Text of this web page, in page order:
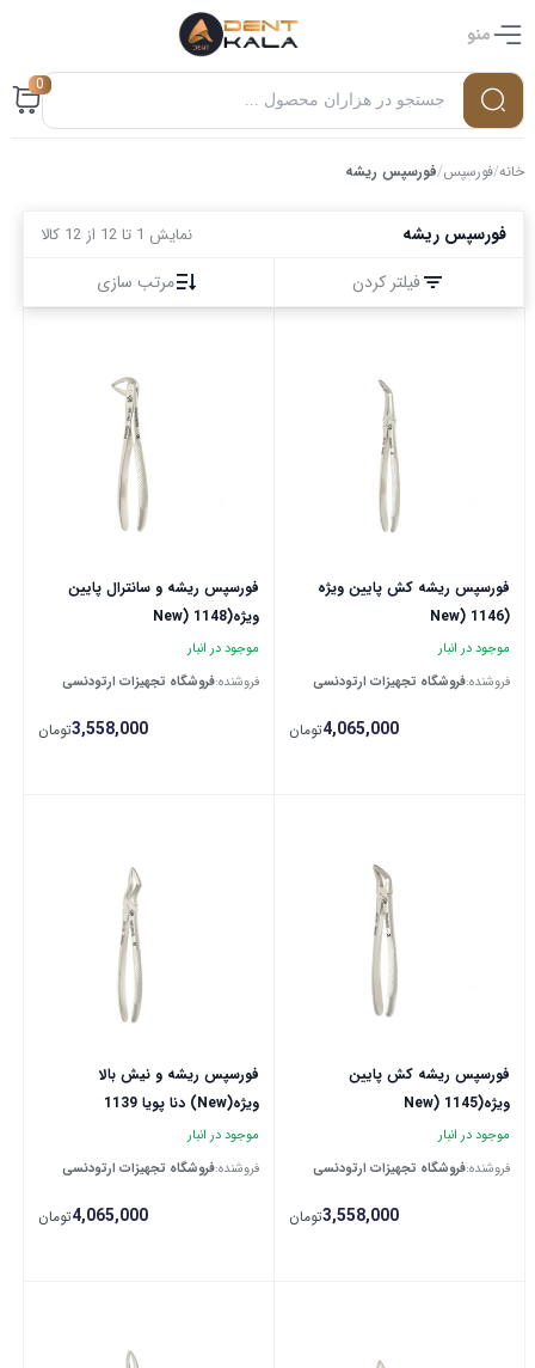
منو
0
خانه/فورسپس/فورسپس ریشه
فورسپس ریشه نمایش 1 تا 12 از 12 کالا
فیلتر کردن مرتب سازی
فورسپس ریشه کش پایین ویژه
(New) 1146
موجود در انبار
فروشنده:فروشگاه تجهیزات ارتودنسی
4,065,000تومان
فورسپس ریشه و سانترال پایین
ویژه(New) 1148
موجود در انبار
فروشنده:فروشگاه تجهیزات ارتودنسی
3,558,000تومان
فورسپس ریشه کش پایین
ویژه(New) 1145
موجود در انبار
فروشنده:فروشگاه تجهیزات ارتودنسی
3,558,000تومان
فورسپس ریشه و نیش بالا
ویژه(New) دنا پویا 1139
موجود در انبار
فروشنده:فروشگاه تجهیزات ارتودنسی
4,065,000تومان